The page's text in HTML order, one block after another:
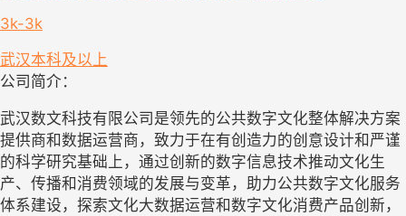
3k-3k
武汉本科及以上
公司简介：
武汉数文科技有限公司是领先的公共数字文化整体解决方案
提供商和数据运营商，致力于在有创造力的创意设计和严谨
的科学研究基础上，通过创新的数字信息技术推动文化生
产、传播和消费领域的发展与变革，助力公共数字文化服务
体系建设，探索文化大数据运营和数字文化消费产品创新，